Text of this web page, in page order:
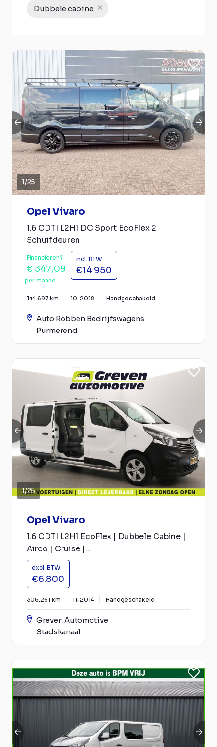
Dubbele cabine
1/25
Opel Vivaro
1.6 CDTI L2H1 DC Sport EcoFlex 2
Schuifdeuren
Financieren?
€ 347,09
per maand
incl. BTW
€14.950
144.697 km 10-2018 Handgeschakeld
Auto Robben Bedrijfswagens
Purmerend
1/25
Opel Vivaro
1.6 CDTI L2H1 EcoFlex | Dubbele Cabine |
Airco | Cruise |...
excl. BTW
€6.800
306.261 km 11-2014 Handgeschakeld
Greven Automotive
Stadskanaal